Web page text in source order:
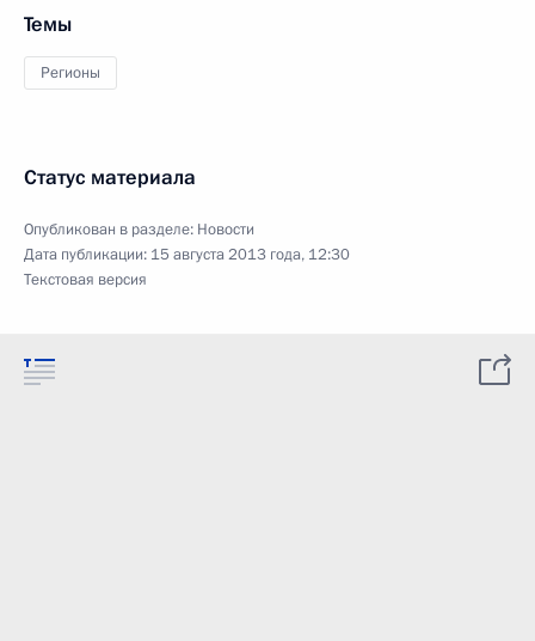
Темы
Регионы
Статус материала
Опубликован в разделе: Новости
Дата публикации: 15 августа 2013 года, 12:30
Текстовая версия